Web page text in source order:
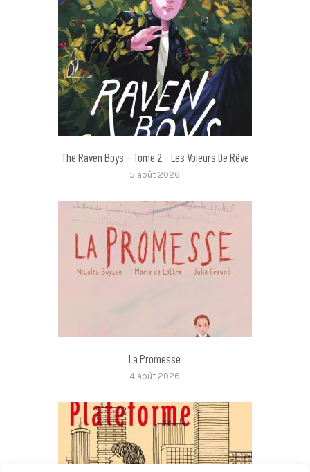
The Raven Boys – Tome 2 – Les Voleurs De Rêve
5 août 2026
La Promesse
4 août 2026